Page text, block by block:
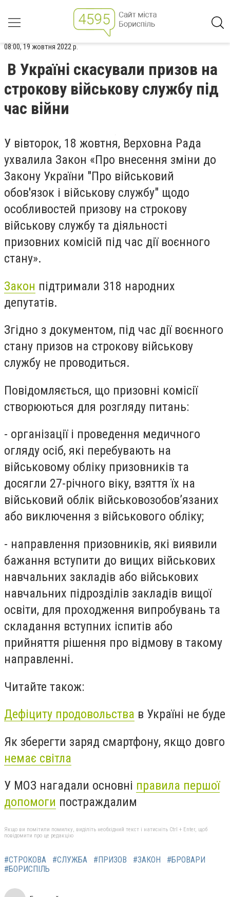
08:00, 19 жовтня 2022 р.
В Україні скасували призов на
строкову військову службу під
час війни
У вівторок, 18 жовтня, Верховна Рада
ухвалила Закон «Про внесення зміни до
Закону України "Про військовий
обов'язок і військову службу" щодо
особливостей призову на строкову
військову службу та діяльності
призовних комісій під час дії воєнного
стану».
Закон підтримали 318 народних
депутатів.
Згідно з документом, під час дії воєнного
стану призов на строкову військову
службу не проводиться.
Повідомляється, що призовні комісії
створюються для розгляду питань:
- організації і проведення медичного
огляду осіб, які перебувають на
військовому обліку призовників та
досягли 27-річного віку, взяття їх на
військовий облік військовозобов’язаних
або виключення з військового обліку;
- направлення призовників, які виявили
бажання вступити до вищих військових
навчальних закладів або військових
навчальних підрозділів закладів вищої
освіти, для проходження випробувань та
складання вступних іспитів або
прийняття рішення про відмову в такому
направленні.
Читайте також:
Дефіциту продовольства в Україні не буде
Як зберегти заряд смартфону, якщо довго
немає світла
У МОЗ нагадали основні правила першої
допомоги постраждалим
Якщо ви помітили помилку, виділіть необхідний текст і натисніть Ctrl + Enter, щоб
повідомити про це редакцію
#СТРОКОВА #СЛУЖБА #ПРИЗОВ #ЗАКОН
#БРОВАРИ
#БОРИСПІЛЬ